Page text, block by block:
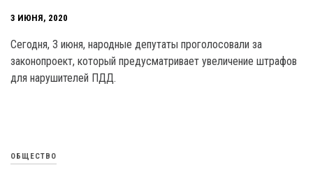
3 ИЮНЯ, 2020
Сегодня, 3 июня, народные депутаты проголосовали за
законопроект, который предусматривает увеличение штрафов
для нарушителей ПДД.
ОБЩЕСТВО